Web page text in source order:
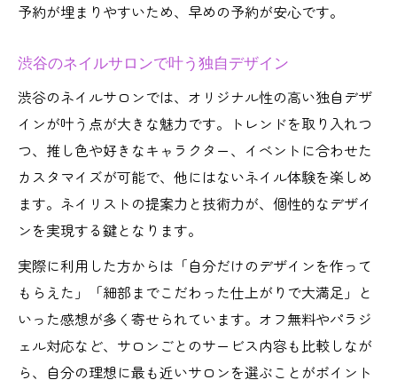
予約が埋まりやすいため、早めの予約が安心です。
渋谷のネイルサロンで叶う独自デザイン
渋谷のネイルサロンでは、オリジナル性の高い独自デザ
インが叶う点が大きな魅力です。トレンドを取り入れつ
つ、推し色や好きなキャラクター、イベントに合わせた
カスタマイズが可能で、他にはないネイル体験を楽しめ
ます。ネイリストの提案力と技術力が、個性的なデザイ
ンを実現する鍵となります。
実際に利用した方からは「自分だけのデザインを作って
もらえた」「細部までこだわった仕上がりで大満足」と
いった感想が多く寄せられています。オフ無料やパラジ
ェル対応など、サロンごとのサービス内容も比較しなが
ら、自分の理想に最も近いサロンを選ぶことがポイント